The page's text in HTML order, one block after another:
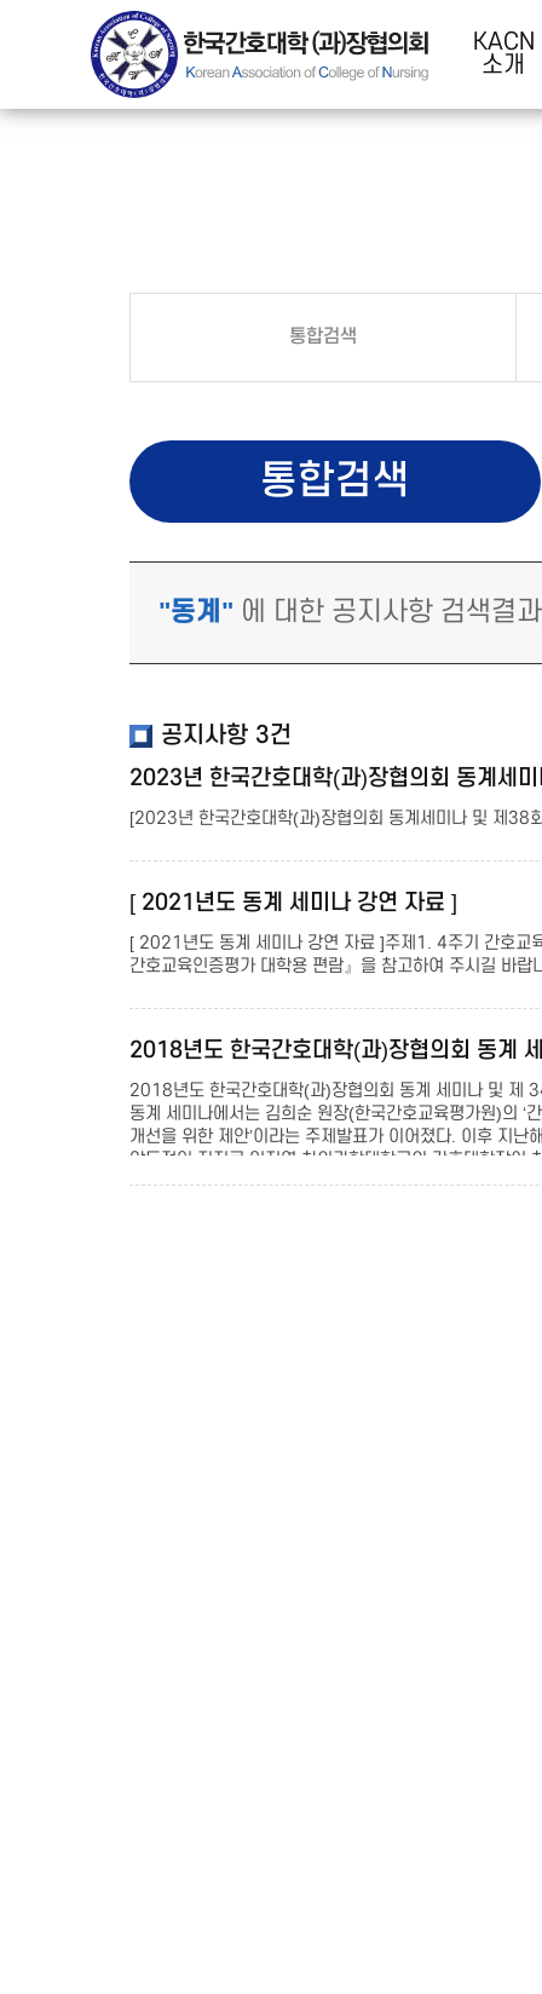
KACN
소개
통합검색
통합검색
"동계" 에 대한 공지사항 검색결
공지사항 3건
2023년 한국간호대학(과)장협의회 동계세
[2023년 한국간호대학(과)장협의회 동계세미나 및 제
[ 2021년도 동계 세미나 강연 자료 ]
[ 2021년도 동계 세미나 강연 자료 ]주제1. 4주기 간호교
간호교육인증평가 대학용 편람』을 참고하여 주시길 바랍
2018년도 한국간호대학(과)장협의회 동계
2018년도 한국간호대학(과)장협의회 동계 세미나 및 제
동계 세미나에서는 김희순 원장(한국간호교육평가원)의 ‘
개선을 위한 제안’이라는 주제발표가 이어졌다. 이후 지
압도적인 지지로 임지영 차의과학대학교의 간호대학장이